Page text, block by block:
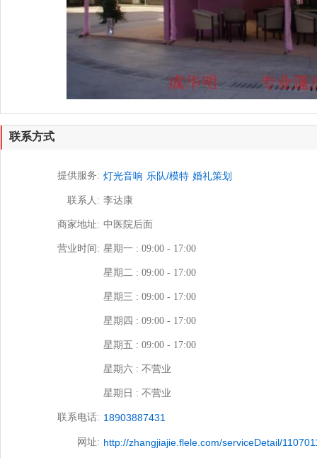
联系方式
提供服务: 灯光音响 乐队/模特 婚礼策划
联系人: 李达康
商家地址: 中医院后面
营业时间: 星期一 : 09:00 - 17:00
星期二 : 09:00 - 17:00
星期三 : 09:00 - 17:00
星期四 : 09:00 - 17:00
星期五 : 09:00 - 17:00
星期六 : 不营业
星期日 : 不营业
联系电话: 18903887431
网址: http://zhangjiajie.flele.com/serviceDetail/